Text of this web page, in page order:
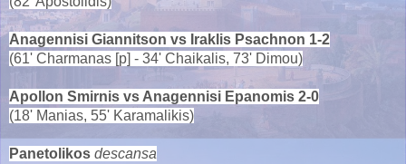
Anagennisi Giannitson vs Iraklis Psachnon 1-2
(61' Charmanas [p] - 34' Chaikalis, 73' Dimou)
Apollon Smirnis vs Anagennisi Epanomis 2-0
(18' Manias, 55' Karamalikis)
Panetolikos descansa